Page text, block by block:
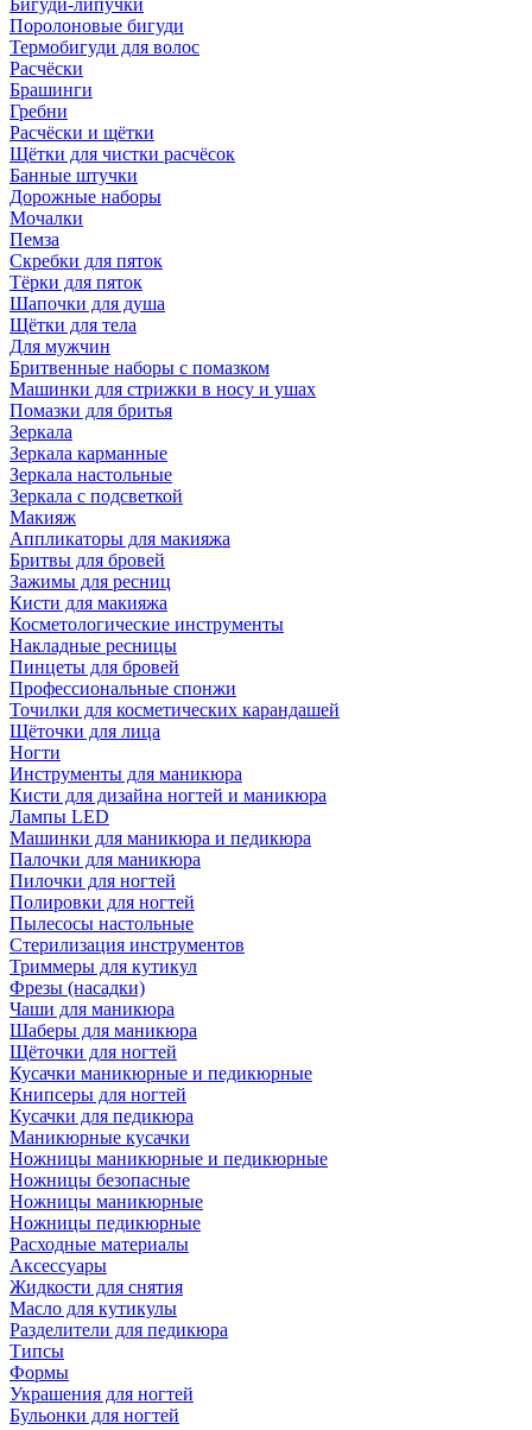
Бигуди-липучки
Поролоновые бигуди
Термобигуди для волос
Расчёски
Брашинги
Гребни
Расчёски и щётки
Щётки для чистки расчёсок
Банные штучки
Дорожные наборы
Мочалки
Пемза
Скребки для пяток
Тёрки для пяток
Шапочки для душа
Щётки для тела
Для мужчин
Бритвенные наборы с помазком
Машинки для стрижки в носу и ушах
Помазки для бритья
Зеркала
Зеркала карманные
Зеркала настольные
Зеркала с подсветкой
Макияж
Аппликаторы для макияжа
Бритвы для бровей
Зажимы для ресниц
Кисти для макияжа
Косметологические инструменты
Накладные ресницы
Пинцеты для бровей
Профессиональные спонжи
Точилки для косметических карандашей
Щёточки для лица
Ногти
Инструменты для маникюра
Кисти для дизайна ногтей и маникюра
Лампы LED
Машинки для маникюра и педикюра
Палочки для маникюра
Пилочки для ногтей
Полировки для ногтей
Пылесосы настольные
Стерилизация инструментов
Триммеры для кутикул
Фрезы (насадки)
Чаши для маникюра
Шаберы для маникюра
Щёточки для ногтей
Кусачки маникюрные и педикюрные
Книпсеры для ногтей
Кусачки для педикюра
Маникюрные кусачки
Ножницы маникюрные и педикюрные
Ножницы безопасные
Ножницы маникюрные
Ножницы педикюрные
Расходные материалы
Аксессуары
Жидкости для снятия
Масло для кутикулы
Разделители для педикюра
Типсы
Формы
Украшения для ногтей
Бульонки для ногтей